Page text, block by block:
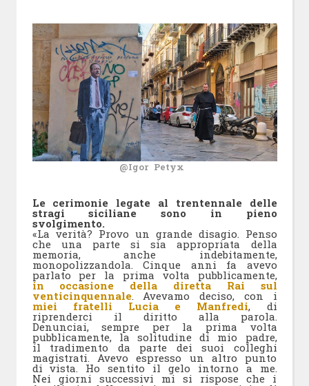
@Igor Petyx
Le cerimonie legate al trentennale delle
stragi siciliane sono in pieno
svolgimento.
«La verità? Provo un grande disagio. Penso
che una parte si sia appropriata della
memoria, anche indebitamente,
monopolizzandola. Cinque anni fa avevo
parlato per la prima volta pubblicamente,
in occasione della diretta Rai sul
venticinquennale. Avevamo deciso, con i
miei fratelli Lucia e Manfredi, di
riprenderci il diritto alla parola.
Denunciai, sempre per la prima volta
pubblicamente, la solitudine di mio padre,
il tradimento da parte dei suoi colleghi
magistrati. Avevo espresso un altro punto
di vista. Ho sentito il gelo intorno a me.
Nei giorni successivi mi si rispose che i